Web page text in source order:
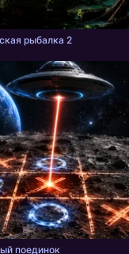
рыбалка 2
поединок